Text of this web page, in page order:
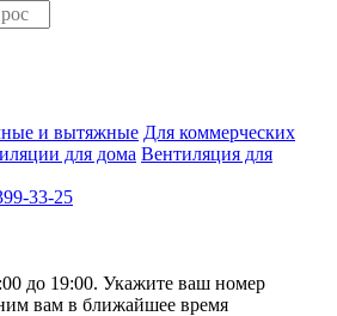
и вытяжные Для коммерческих
для дома Вентиляция для
33-25
до 19:00. Укажите ваш номер
вам в ближайшее время